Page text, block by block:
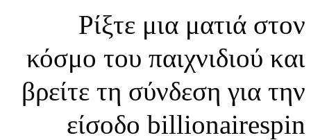
Ρίξτε μια ματιά στον
κόσμο του παιχνιδιού και
βρείτε τη σύνδεση για την
είσοδο billionairespin